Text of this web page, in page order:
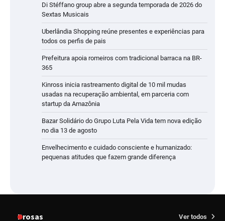
Di Stéffano group abre a segunda temporada de 2026 do
Sextas Musicais
Uberlândia Shopping reúne presentes e experiências para
todos os perfis de pais
Prefeitura apoia romeiros com tradicional barraca na BR-
365
Kinross inicia rastreamento digital de 10 mil mudas
usadas na recuperação ambiental, em parceria com
startup da Amazônia
Bazar Solidário do Grupo Luta Pela Vida tem nova edição
no dia 13 de agosto
Envelhecimento e cuidado consciente e humanizado:
pequenas atitudes que fazem grande diferença
Prosas Ver todos